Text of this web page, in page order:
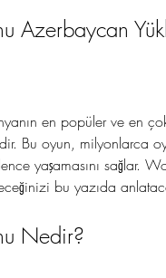
Azerbaycan
en popüler ve en
Bu oyun, milyonlarca
yaşamasını sağlar.
bu yazıda
Nedir?